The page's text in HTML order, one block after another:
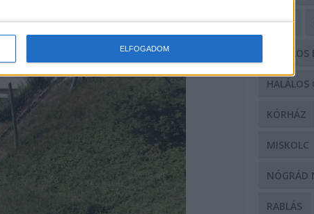
ELFOGADOM
GYŐR
HALÁLOS
KÓRHÁZ
MISKOLC
NÓGRÁD
RABLÁS